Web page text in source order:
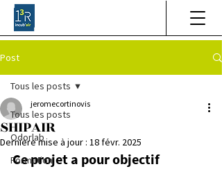
Post
Tous les posts
Odorlab
Formation
Tous les posts
SHIPAIR
jeromecortinovis
Dernière mise à jour : 18 févr. 2025
Ce projet a pour objectif